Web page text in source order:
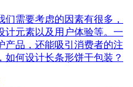
需要考虑的因素有很多，
计元素以及用户体验等。一
产品，还能吸引消费者的注
何设计长条形饼干包装？